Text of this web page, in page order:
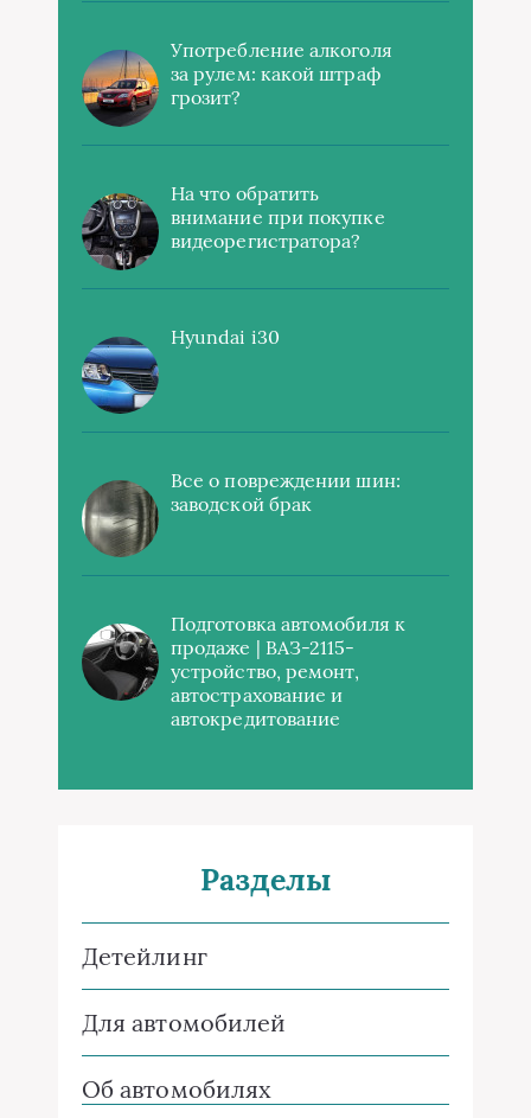
Употребление алкоголя
за рулем: какой штраф
грозит?
На что обратить
внимание при покупке
видеорегистратора?
Hyundai i30
Все о повреждении шин:
заводской брак
Подготовка автомобиля к
продаже | ВАЗ-2115-
устройство, ремонт,
автострахование и
автокредитование
Разделы
Детейлинг
Для автомобилей
Об автомобилях